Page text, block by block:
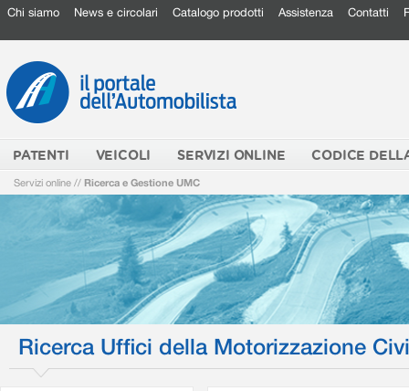
Chi siamo News e circolari Catalogo prodotti Assistenza Contatti
PATENTI VEICOLI SERVIZI ONLINE CODICE
Servizi online // Ricerca e Gestione UMC
Ricerca Uffici della Motorizzazione